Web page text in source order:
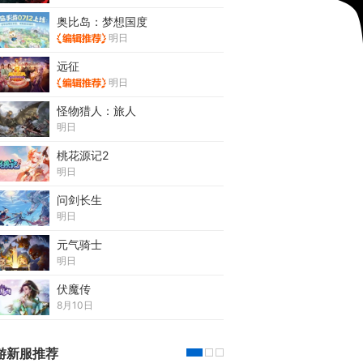
奥比岛：梦想国度
明日
远征
明日
怪物猎人：旅人
明日
桃花源记2
明日
问剑长生
明日
元气骑士
明日
伏魔传
8月10日
新服推荐